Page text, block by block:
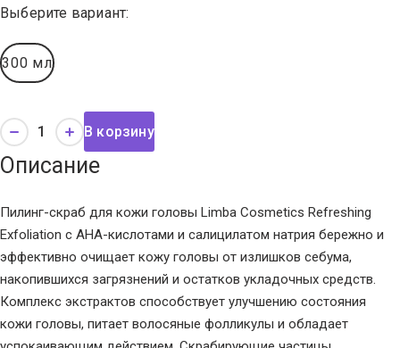
Выберите вариант:
300 мл
В корзину
Описание
Пилинг-скраб для кожи головы Limba Cosmetics Refreshing
Exfoliation с АНА-кислотами и салицилатом натрия бережно и
эффективно очищает кожу головы от излишков себума,
накопившихся загрязнений и остатков укладочных средств.
Комплекс экстрактов способствует улучшению состояния
кожи головы, питает волосяные фолликулы и обладает